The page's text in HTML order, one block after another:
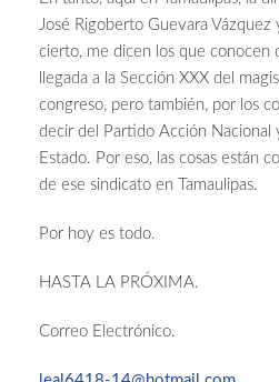
José Rigoberto Guevara Vázquez
cierto, me dicen los que conocen
llegada a la Sección XXX del
congreso, pero también, por los
decir del Partido Acción Nacional
Estado. Por eso, las cosas están
de ese sindicato en Tamaulipas.
Por hoy es todo.
HASTA LA PRÓXIMA.
Correo Electrónico.